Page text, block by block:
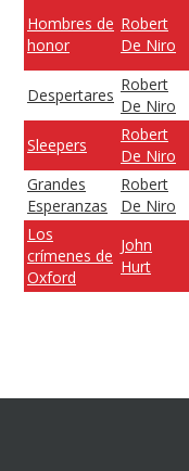
Hombres de
honor
Robert
De Niro
Despertares
Robert
De Niro
Sleepers
Robert
De Niro
Grandes
Esperanzas
Robert
De Niro
Los
crímenes de
Oxford
John
Hurt